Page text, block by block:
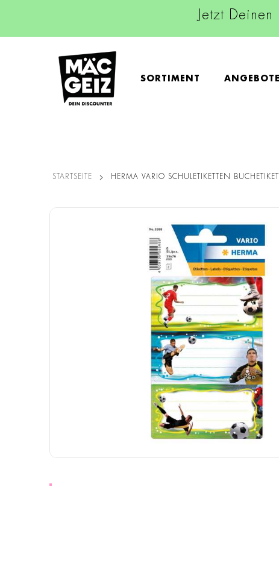
Jetzt
SORTIMENT ANGEBOTE
STARTSEITE HERMA VARIO SCHULETIKETTEN
Zum